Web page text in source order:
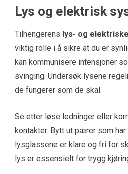
Lys og elektrisk
Tilhengerens lys- og
viktig rolle i å sikre at du er
kan kommunisere intensjoner
svinging. Undersøk lysene
de fungerer som de skal.
Se etter løse ledninger eller
kontakter. Bytt ut pærer som
lysglassene er klare og fri for
lys er essensielt for trygg